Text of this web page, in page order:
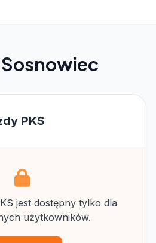
PKS
jest dostępny tylko dla
użytkowników.